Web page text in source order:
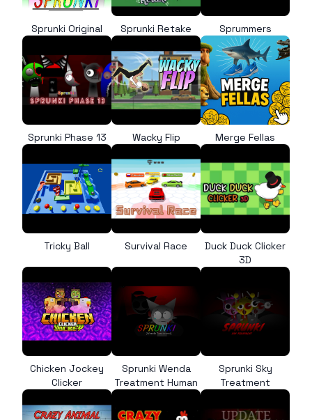
Sprunki Original Sprunki Retake Sprummers
Sprunki Phase 13 Wacky Flip Merge Fellas
Tricky Ball Survival Race
Duck Duck Clicker
3D
Chicken Jockey
Clicker
Sprunki Wenda
Treatment Human
Sprunki Sky
Treatment